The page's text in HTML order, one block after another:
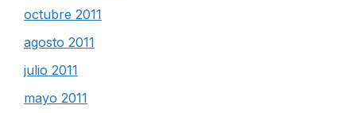
octubre 2011
agosto 2011
julio 2011
mayo 2011